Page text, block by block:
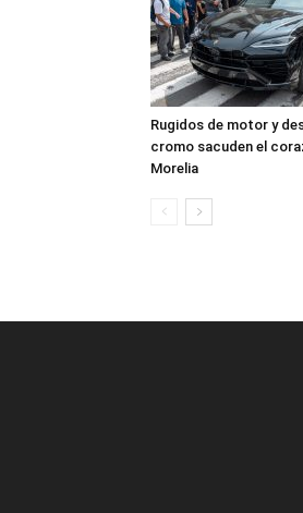
Rugidos de motor y
cromo sacuden el
Morelia